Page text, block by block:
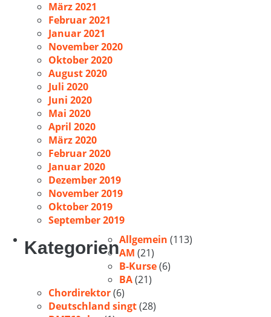
März 2021
Februar 2021
Januar 2021
November 2020
Oktober 2020
August 2020
Juli 2020
Juni 2020
Mai 2020
April 2020
März 2020
Februar 2020
Januar 2020
Dezember 2019
November 2019
Oktober 2019
September 2019
KategorienAllgemein (113)
AM (21)
B-Kurse(6)
BA(21)
Chordirektor(6)
Deutschland singt(28)